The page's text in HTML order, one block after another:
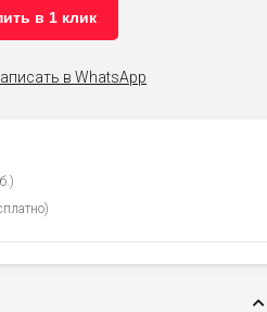
в 1 клик
в WhatsApp